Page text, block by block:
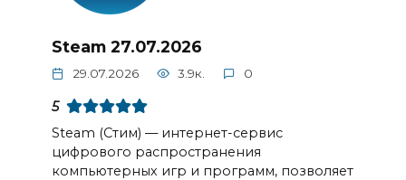
Steam 27.07.2026
29.07.2026 3.9к. 0
5
Steam (Стим) — интернет-сервис
цифрового распространения
компьютерных игр и программ, позволяет